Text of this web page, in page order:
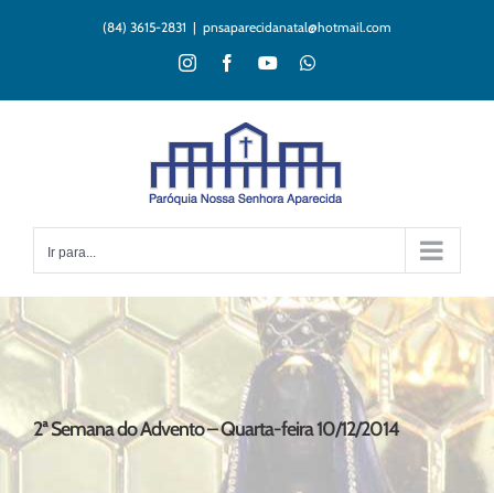
(84) 3615-2831 | pnsaparecidanatal@hotmail.com
InstagramFacebookYouTubeWhatsApp
Ir para...
2ª Semana do Advento – Quarta-feira 10/12/2014